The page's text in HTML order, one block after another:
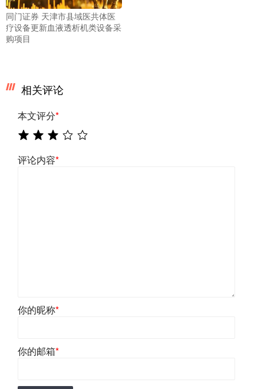
同门证券 天津市县域医共体医
疗设备更新血液透析机类设备采
购项目
相关评论
本文评分*
评论内容*
你的昵称*
你的邮箱*